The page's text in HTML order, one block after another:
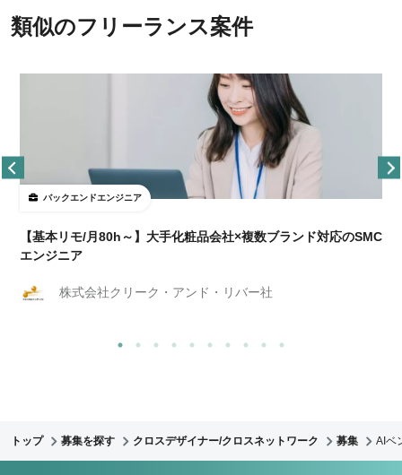
類似のフリーランス案件
バックエンドエンジニア
【基本リモ/月80h～】大手化粧品会社×複数ブランド対応のSMC
エンジニア
株式会社クリーク・アンド・リバー社
トップ 募集を探す クロスデザイナー/クロスネットワーク 募集 AIベ